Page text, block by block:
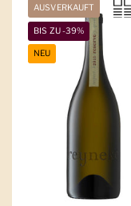
AUSVERKAUFT
BIS ZU -39%
NEU